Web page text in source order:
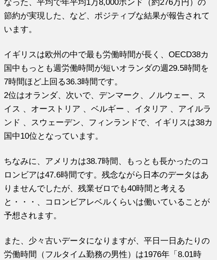
なった、平均で年平均1万8,000ポンド（約276万円）の
節約が実現した、など、ポジティブな結果が報告されて
います。
イギリスは欧州の中で最も労働時間が長く、OECD38カ
国中もっとも週労働時間が短いオランダの週29.5時間を
7時間ほど上回る36.3時間です。
2位はオランダ、次いで、デンマーク、ノルウェー、ス
イス 、オーストリア 、ベルギー 、イタリア 、アイルラ
ンド 、スウェーデン、フィンランドで、イギリスは38カ
国中10位となっています。
ちなみに、アメリカは38.7時間、もっとも長かったのコ
ロンビアは47.6時間です。残念ながら日本のデータはあ
りませんでしたが、残業ゼロでも40時間と考える
と・・・、コロンビアレベルくらいは働いていることが
予想されます。
また、少々古いデータになりますが、平日一日あたりの
労働時間（フルタイム勤務の男性）は1976年「8.01時